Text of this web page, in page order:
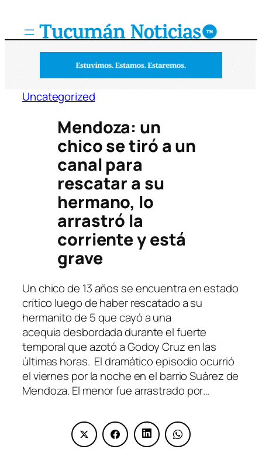
Uncategorized
Mendoza: un
chico se tiró a un
canal para
rescatar a su
hermano, lo
arrastró la
corriente y está
grave
Un chico de 13 años se encuentra en estado
crítico luego de haber rescatado a su
hermanito de 5 que cayó a una
acequia desbordada durante el fuerte
temporal que azotó a Godoy Cruz en las
últimas horas. El dramático episodio ocurrió
el viernes por la noche en el barrio Suárez de
Mendoza. El menor fue arrastrado por…